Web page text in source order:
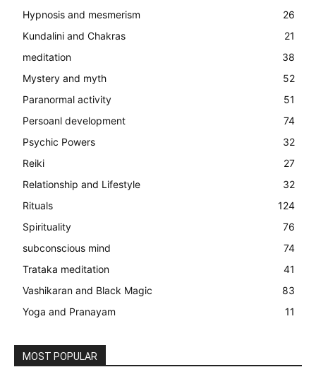
Hypnosis and mesmerism
26
Kundalini and Chakras
21
meditation
38
Mystery and myth
52
Paranormal activity
51
Persoanl development
74
Psychic Powers
32
Reiki
27
Relationship and Lifestyle
32
Rituals
124
Spirituality
76
subconscious mind
74
Trataka meditation
41
Vashikaran and Black Magic
83
Yoga and Pranayam
11
MOST POPULAR